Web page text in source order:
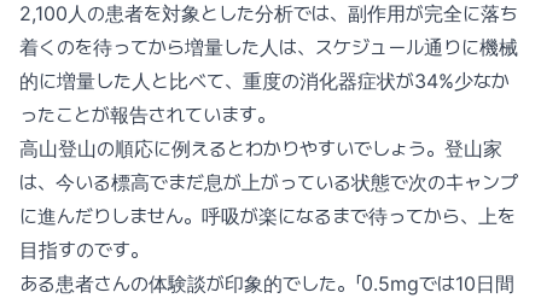
2,100人の患者を対象とした分析では、副作用が完全に落ち
着くのを待ってから増量した人は、スケジュール通りに機械
的に増量した人と比べて、重度の消化器症状が34%少なか
ったことが報告されています。
高山登山の順応に例えるとわかりやすいでしょう。登山家
は、今いる標高でまだ息が上がっている状態で次のキャンプ
に進んだりしません。呼吸が楽になるまで待ってから、上を
目指すのです。
ある患者さんの体験談が印象的でした。「0.5mgでは10日間